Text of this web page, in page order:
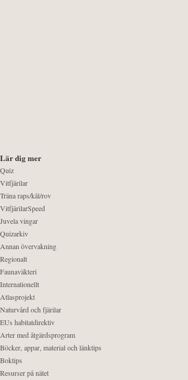
Lär dig mer
Quiz
Vitfjärilar
Träna raps/kål/rov
VitfjärilarSpeed
Juvela vingar
Quizarkiv
Annan övervakning
Regionalt
Faunaväkteri
Internationellt
Atlasprojekt
Naturvård och fjärilar
EUs habitatdirektiv
Arter med åtgärdsprogram
Böcker, appar, material och länktips
Boktips
Resurser på nätet